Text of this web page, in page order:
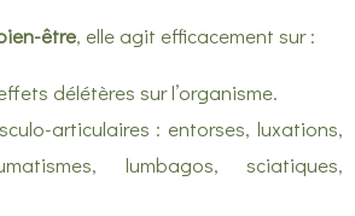
être, elle agit efficacement sur :
délétères sur l’organisme.
articulaires : entorses, luxations,
lumbagos, sciatiques,